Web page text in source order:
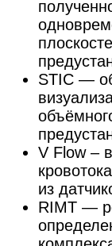
STIC —
V Flow –
из
RIMT —